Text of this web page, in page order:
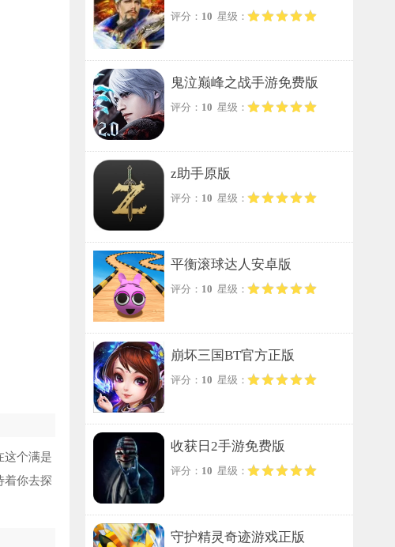
这个满是
着你去探
评分： 10 星级：
鬼泣巅峰之战手游免费版
评分： 10 星级：
z助手原版
评分： 10 星级：
平衡滚球达人安卓版
评分： 10 星级：
崩坏三国BT官方正版
评分： 10 星级：
收获日2手游免费版
评分： 10 星级：
守护精灵奇迹游戏正版